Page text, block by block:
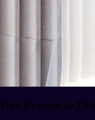
Una Presencia